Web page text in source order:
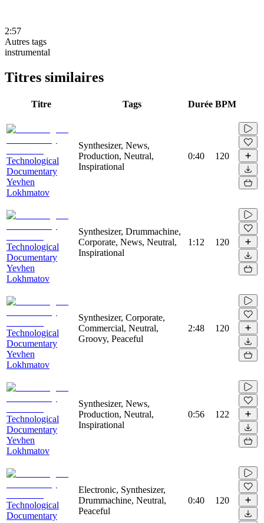
2:57
Autres tags
instrumental
Titres similaires
Titre Tags Durée BPM
Technological
Documentary
Yevhen
Lokhmatov
Synthesizer, News,
Production, Neutral,
Inspirational
0:40 120
Technological
Documentary
Yevhen
Lokhmatov
Synthesizer, Drummachine,
Corporate, News, Neutral,
Inspirational
1:12 120
Technological
Documentary
Yevhen
Lokhmatov
Synthesizer, Corporate,
Commercial, Neutral,
Groovy, Peaceful
2:48 120
Technological
Documentary
Yevhen
Lokhmatov
Synthesizer, News,
Production, Neutral,
Inspirational
0:56 122
Technological
Documentary
Electronic, Synthesizer,
Drummachine, Neutral,
Peaceful
0:40 120